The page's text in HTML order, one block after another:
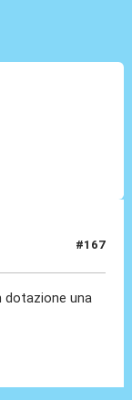
#167
dotazione una